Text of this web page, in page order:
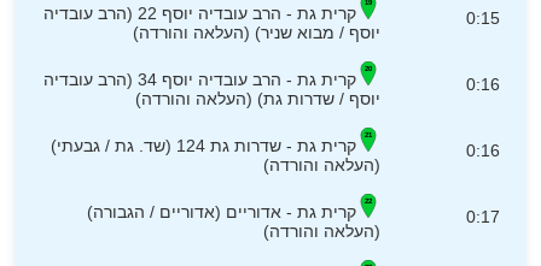
0:15
קרית גת - הרב עובדיה יוסף 22 (הרב עובדיה
יוסף / מבוא שניר) (העלאה והורדה)
0:16
קרית גת - הרב עובדיה יוסף 34 (הרב עובדיה
יוסף / שדרות גת) (העלאה והורדה)
0:16
קרית גת - שדרות גת 124 (שד. גת / גבעתי)
(העלאה והורדה)
0:17
קרית גת - אדוריים (אדוריים / הגבורה)
(העלאה והורדה)